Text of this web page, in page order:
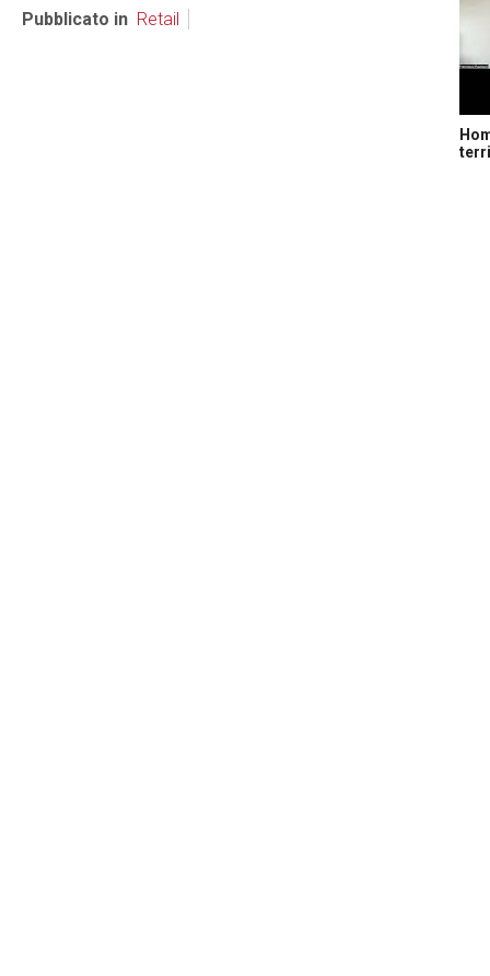
Pubblicato in Retail